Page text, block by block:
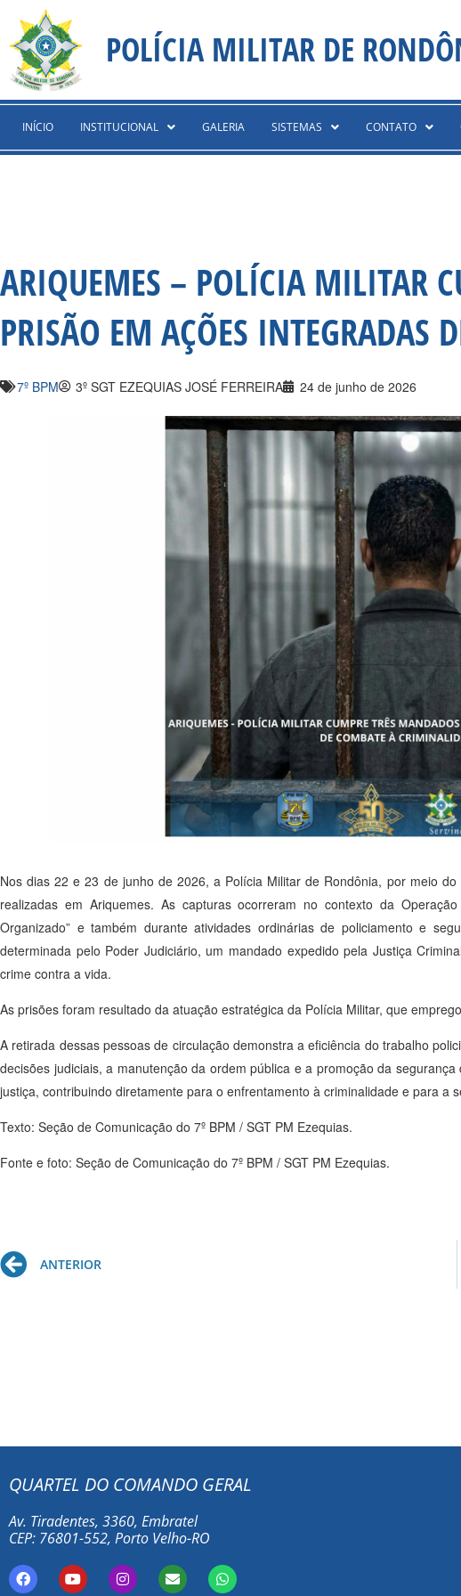
content
para
conteúdo
POLÍCIA MILITAR DE
INÍCIO INSTITUCIONAL GALERIA SISTEMAS CONTATO
ARIQUEMES – POLÍCIA MILITAR
PRISÃO EM AÇÕES INTEGRADAS
7º BPM 3º SGT EZEQUIAS JOSÉ FERREIRA 24 de junho de 2026
Nos dias 22 e 23 de junho de 2026, a Polícia Militar de Rondônia, por meio
realizadas em Ariquemes. As capturas ocorreram no contexto da
Organizado” e também durante atividades ordinárias de policiamento e
determinada pelo Poder Judiciário, um mandado expedido pela Justiça
crime contra a vida.
As prisões foram resultado da atuação estratégica da Polícia Militar, que
A retirada dessas pessoas de circulação demonstra a eficiência do trabalho
decisões judiciais, a manutenção da ordem pública e a promoção da
justiça, contribuindo diretamente para o enfrentamento à criminalidade e para a
Texto: Seção de Comunicação do 7º BPM / SGT PM Ezequias.
Fonte e foto: Seção de Comunicação do 7º BPM / SGT PM Ezequias.
Prev
ANTERIOR
QUARTEL DO COMANDO GERAL
Av. Tiradentes, 3360, Embratel
CEP: 76801-552, Porto Velho-RO
F
a
Y
o
I
n
E
n
W
h